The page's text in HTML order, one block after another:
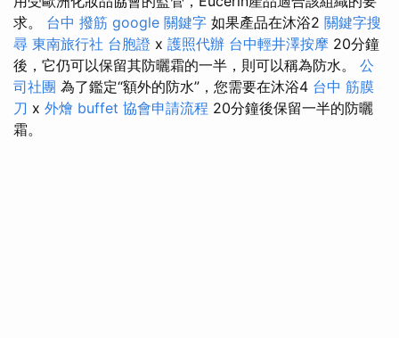
求。 台中 撥筋 google 關鍵字 如果產品在沐浴2 關鍵字搜
尋 東南旅行社 台胞證 x 護照代辦 台中輕井澤按摩 20分鐘
後，它仍可以保留其防曬霜的一半，則可以稱為防水。 公
司社團 為了鑑定“額外的防水”，您需要在沐浴4 台中 筋膜
刀 x 外燴 buffet 協會申請流程 20分鐘後保留一半的防曬
霜。